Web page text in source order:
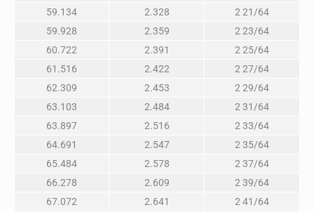
59.134
2.328
2 21/64
59.928
2.359
2 23/64
60.722
2.391
2 25/64
61.516
2.422
2 27/64
62.309
2.453
2 29/64
63.103
2.484
2 31/64
63.897
2.516
2 33/64
64.691
2.547
2 35/64
65.484
2.578
2 37/64
66.278
2.609
2 39/64
67.072
2.641
2 41/64